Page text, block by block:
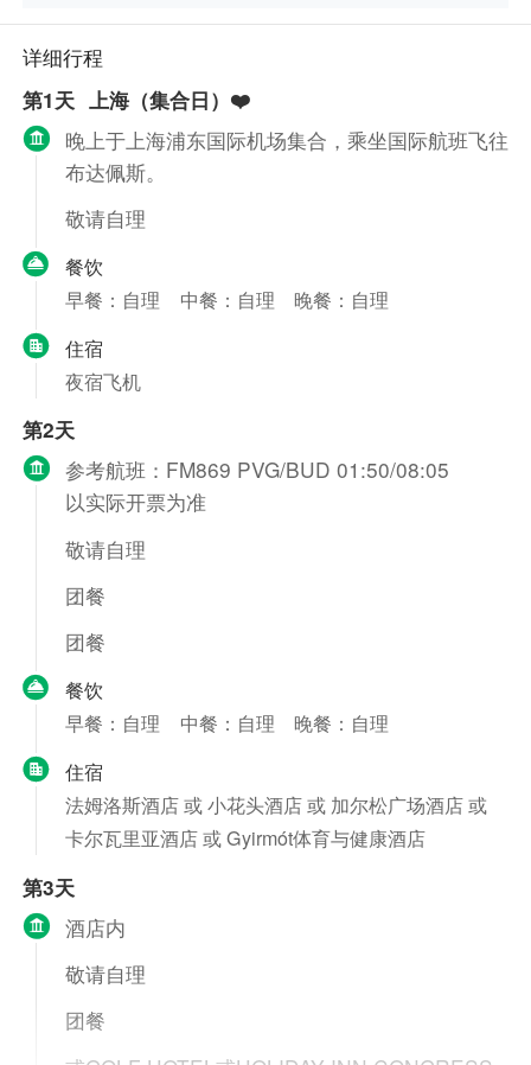
详细行程
第1天 上海（集合日）❤️
晚上于上海浦东国际机场集合，乘坐国际航班飞往
布达佩斯。
敬请自理
餐饮
早餐：自理
中餐：自理
晚餐：自理
住宿
夜宿飞机
第2天
参考航班：FM869 PVG/BUD 01:50/08:05
以实际开票为准
敬请自理
团餐
团餐
餐饮
早餐：自理
中餐：自理
晚餐：自理
住宿
法姆洛斯酒店 或 小花头酒店 或 加尔松广场酒店 或
卡尔瓦里亚酒店 或 Gyirmót体育与健康酒店
第3天
酒店内
敬请自理
团餐